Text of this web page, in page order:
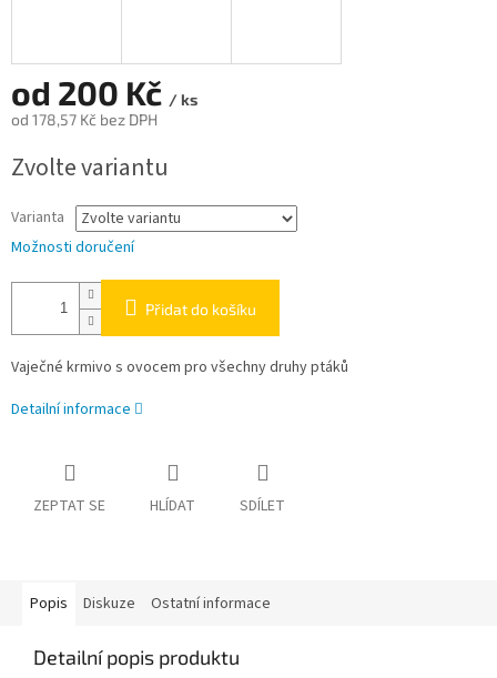
od 200 Kč / ks
od 178,57 Kč bez DPH
cena:
Zvolte variantu
Varianta
Možnosti doručení
Přidat do košíku
Vaječné krmivo s ovocem pro všechny druhy ptáků
Detailní informace
ZEPTAT SE HLÍDAT SDÍLET
Popis Diskuze Ostatní informace
Detailní popis produktu